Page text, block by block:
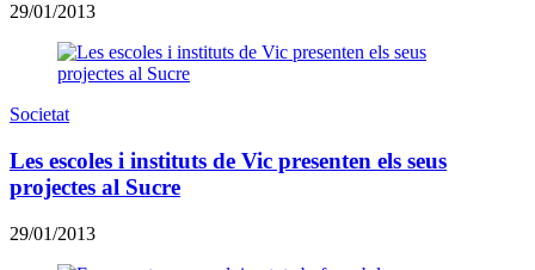
29/01/2013
Societat
Les escoles i instituts de Vic presenten els seus
projectes al Sucre
29/01/2013